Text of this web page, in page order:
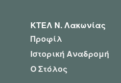
ΚΤΕΛ Ν. Λακωνίας
Προφίλ
Ιστορική Αναδρομή
Ο Στόλος